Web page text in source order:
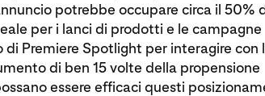
potrebbe occupare circa il 50%
per i lanci di prodotti e le campagne
Premiere Spotlight per interagire con
di ben 15 volte della propensione
essere efficaci questi